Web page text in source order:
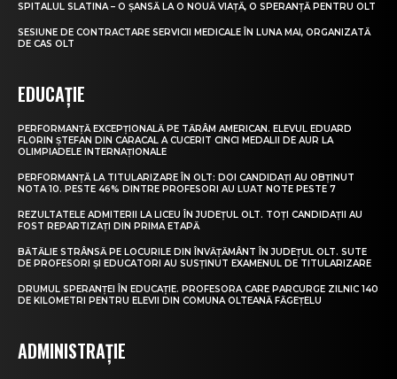
SPITALUL SLATINA – O ȘANSĂ LA O NOUĂ VIAȚĂ, O SPERANȚĂ PENTRU OLT
SESIUNE DE CONTRACTARE SERVICII MEDICALE ÎN LUNA MAI, ORGANIZATĂ
DE CAS OLT
EDUCAȚIE
PERFORMANȚĂ EXCEPȚIONALĂ PE TĂRÂM AMERICAN. ELEVUL EDUARD
FLORIN ȘTEFAN DIN CARACAL A CUCERIT CINCI MEDALII DE AUR LA
OLIMPIADELE INTERNAȚIONALE
PERFORMANȚĂ LA TITULARIZARE ÎN OLT: DOI CANDIDAȚI AU OBȚINUT
NOTA 10. PESTE 46% DINTRE PROFESORI AU LUAT NOTE PESTE 7
REZULTATELE ADMITERII LA LICEU ÎN JUDEȚUL OLT. TOȚI CANDIDAȚII AU
FOST REPARTIZAȚI DIN PRIMA ETAPĂ
BĂTĂLIE STRÂNSĂ PE LOCURILE DIN ÎNVĂȚĂMÂNT ÎN JUDEȚUL OLT. SUTE
DE PROFESORI ȘI EDUCATORI AU SUSȚINUT EXAMENUL DE TITULARIZARE
DRUMUL SPERANȚEI ÎN EDUCAȚIE. PROFESORA CARE PARCURGE ZILNIC 140
DE KILOMETRI PENTRU ELEVII DIN COMUNA OLTEANĂ FĂGEȚELU
ADMINISTRAȚIE